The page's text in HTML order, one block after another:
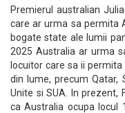
Premierul australian
care ar urma sa permita
bogate state ale lumii
2025 Australia ar urma
locuitor care sa ii
din lume, precum Qatar,
Unite si SUA. In prezent,
ca Australia ocupa locul